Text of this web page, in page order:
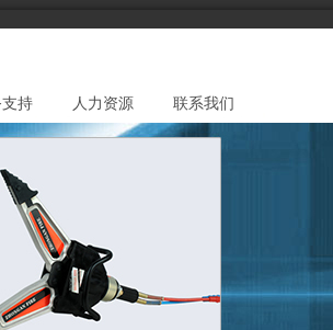
持 人力资源 联系我们